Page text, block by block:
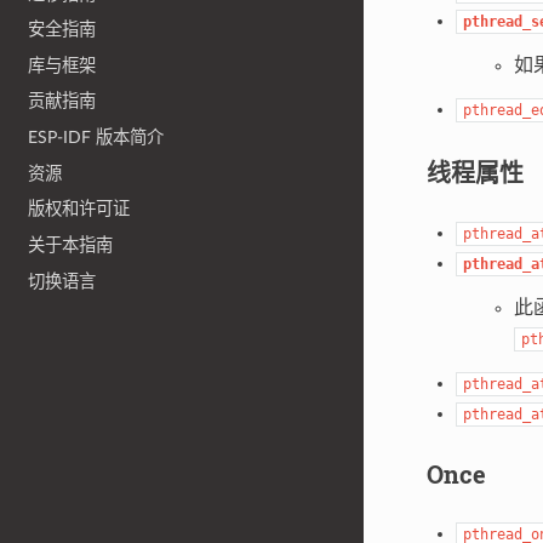
安全指南
库与框架
贡献指南
ESP-IDF 版本简介
资源
版权和许可证
关于本指南
切换语言
如
线程属性
此
Once